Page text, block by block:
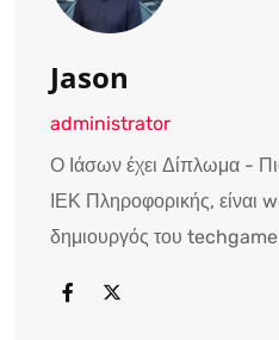
Jason
administrator
Ο Ιάσων έχει Δίπλωμα -
ΙΕΚ Πληροφορικής, είναι
δημιουργός του